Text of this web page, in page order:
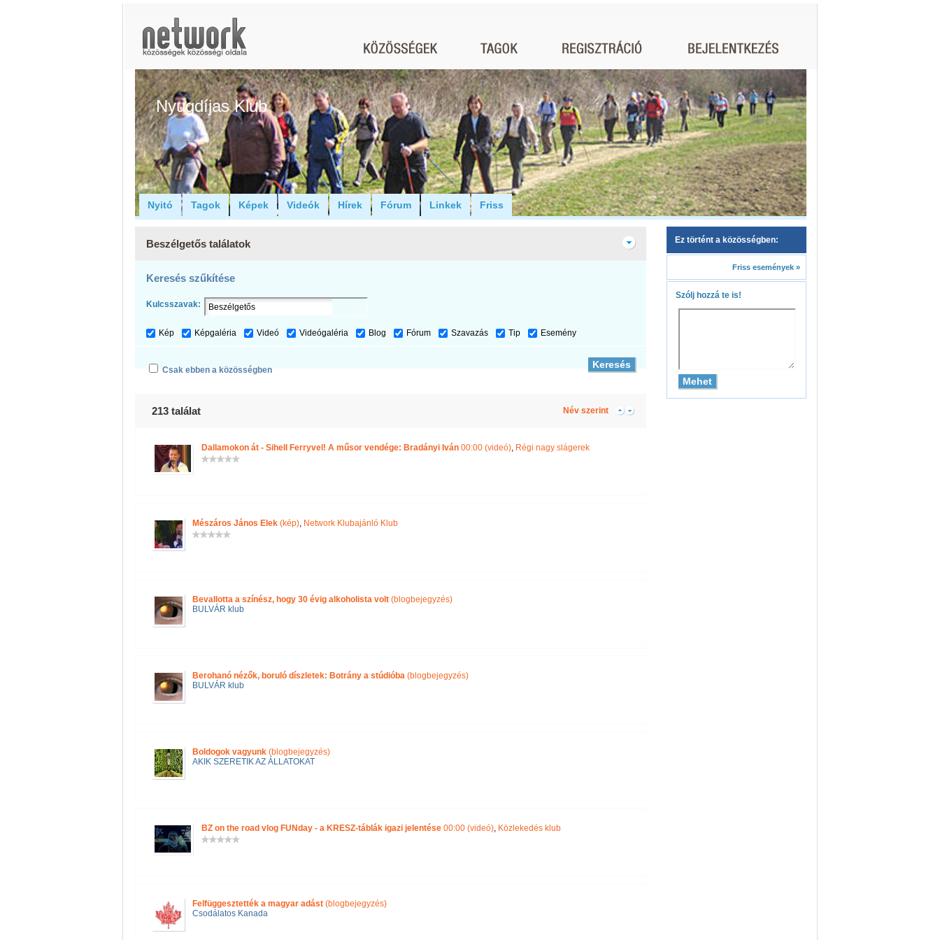
Nyugdíjas Klub
Nyitó Tagok Képek Videók Hírek Fórum Linkek Friss
Beszélgetős találatok
Keresés szűkítése
Kulcsszavak:
Kép Képgaléria Videó Videógaléria Blog Fórum Szavazás Tip Esemény
Csak ebben a közösségben
213 találat Név szerint
Dallamokon át - Sihell Ferryvel! A műsor vendége: Bradányi Iván 00:00 (videó), Régi nagy slágerek
Mészáros János Elek (kép), Network Klubajánló Klub
Bevallotta a színész, hogy 30 évig alkoholista volt (blogbejegyzés)
BULVÁR klub
Berohanó nézők, boruló díszletek: Botrány a stúdióba (blogbejegyzés)
BULVÁR klub
Boldogok vagyunk (blogbejegyzés)
AKIK SZERETIK AZ ÁLLATOKAT
BZ on the road vlog FUNday - a KRESZ-táblák igazi jelentése 00:00 (videó), Közlekedés klub
Felfüggesztették a magyar adást (blogbejegyzés)
Csodálatos Kanada
Ez történt a közösségben:
Friss események »
Szólj hozzá te is!